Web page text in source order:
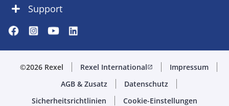
Support
©2026 Rexel Rexel Internationalopen_in_new
Impressum
AGB & Zusatz
Datenschutz
Sicherheitsrichtlinien
Cookie-Einstellungen